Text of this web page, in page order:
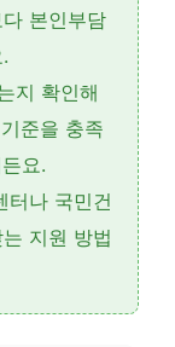
본인부담
지 확인해
준을 충족
요.
터나 국민건
지원 방법